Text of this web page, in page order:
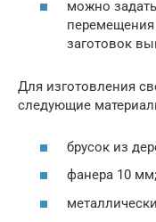
можно
заготовок
Для изготовления
следующие
брусок из
фанера 10 мм;